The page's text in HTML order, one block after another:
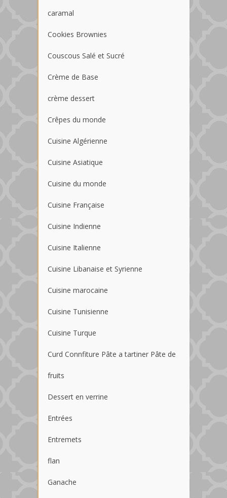
caramal
Cookies Brownies
Couscous Salé et Sucré
Crème de Base
crème dessert
Crêpes du monde
Cuisine Algérienne
Cuisine Asiatique
Cuisine du monde
Cuisine Française
Cuisine Indienne
Cuisine Italienne
Cuisine Libanaise et Syrienne
Cuisine marocaine
Cuisine Tunisienne
Cuisine Turque
Curd Connfiture Pâte a tartiner Pâte de
fruits
Dessert en verrine
Entrées
Entremets
flan
Ganache